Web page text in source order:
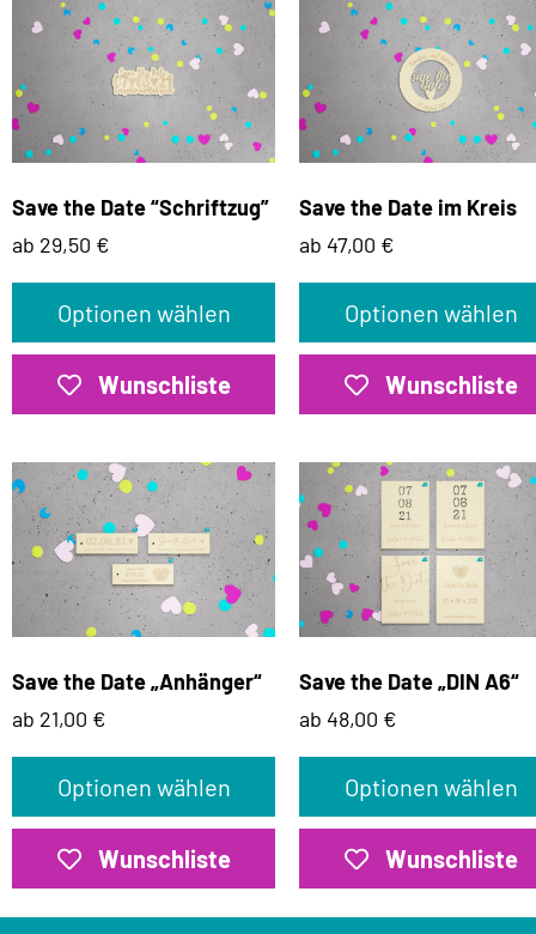
Save the Date “Schriftzug”
ab 29,50 €
Optionen wählen
Wunschliste
Save the Date im Kreis
ab 47,00 €
Optionen wählen
Wunschliste
Save the Date „Anhänger“
ab 21,00 €
Optionen wählen
Wunschliste
Save the Date „DIN A6“
ab 48,00 €
Optionen wählen
Wunschliste